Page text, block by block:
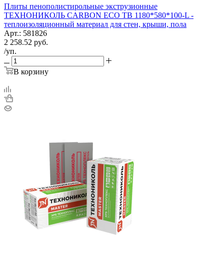
Плиты пенополистирольные экструзионные
ТЕХНОНИКОЛЬ CARBON ECO TB 1180*580*100-L -
теплоизоляционный материал для стен, крыши, пола
Арт.: 581826
2 258.52 руб.
/уп.
В корзину